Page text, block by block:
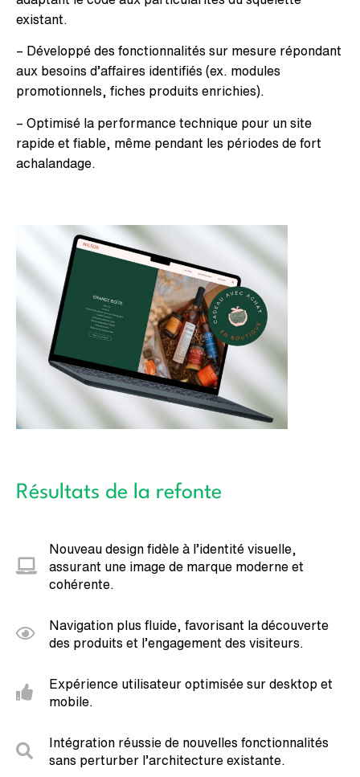
existant.
– Développé des fonctionnalités sur mesure répondant
aux besoins d’affaires identifiés (ex. modules
promotionnels, fiches produits enrichies).
– Optimisé la performance technique pour un site
rapide et fiable, même pendant les périodes de fort
achalandage.
Résultats de la refonte
Nouveau design fidèle à l’identité visuelle,
assurant une image de marque moderne et
cohérente.
Navigation plus fluide, favorisant la découverte
des produits et l’engagement des visiteurs.
Expérience utilisateur optimisée sur desktop et
mobile.
Intégration réussie de nouvelles fonctionnalités
sans perturber l’architecture existante.